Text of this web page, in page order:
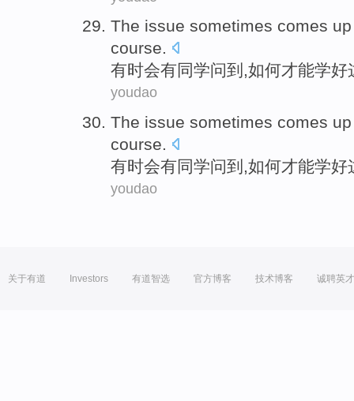
The issue sometimes comes
course.
有时会有同学问到 ,如何才能学好
youdao
The issue sometimes comes
course.
有时会有同学问到 ,如何才能学好
youdao
关于有道 Investors 有道智选 官方博客 技术博客 诚聘英才